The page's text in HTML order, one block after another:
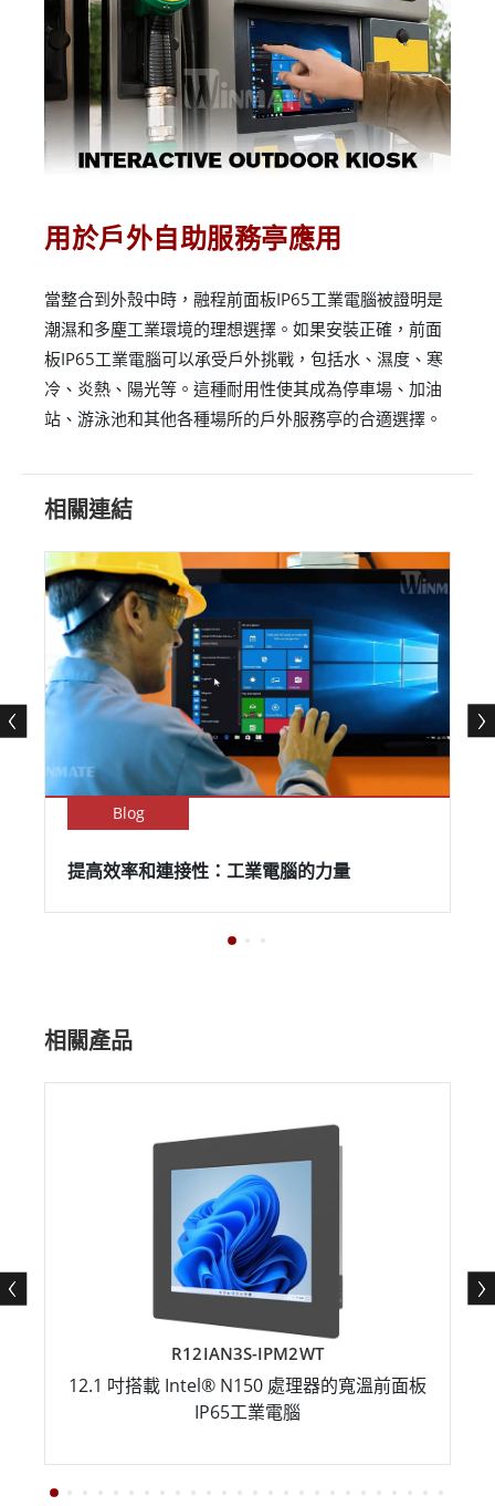
用於戶外自助服務亭應用
當整合到外殼中時，融程前面板IP65工業電腦被證明是
潮濕和多塵工業環境的理想選擇。如果安裝正確，前面
板IP65工業電腦可以承受戶外挑戰，包括水、濕度、寒
冷、炎熱、陽光等。這種耐用性使其成為停車場、加油
站、游泳池和其他各種場所的戶外服務亭的合適選擇。
相關連結
Blog
提高效率和連接性：工業電腦的力量
相關產品
R12IAN3S-IPM2WT
12.1 吋搭載 Intel® N150 處理器的寬溫前面板
IP65工業電腦